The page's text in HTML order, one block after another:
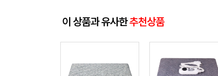
이 상품과 유사한추천상품